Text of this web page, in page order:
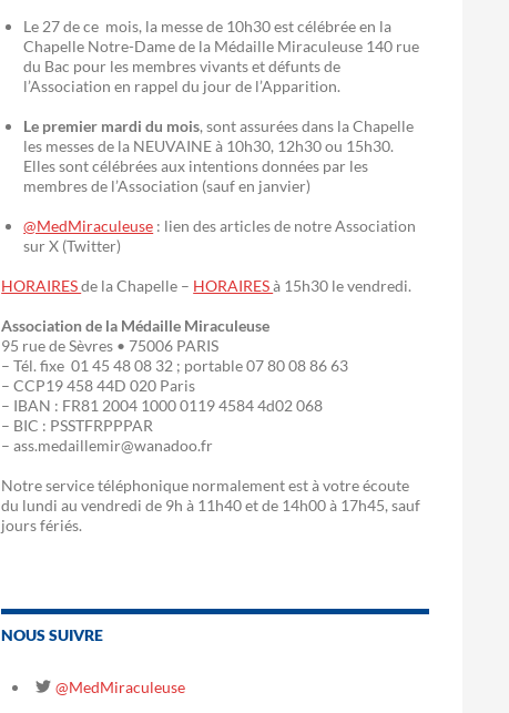
Le 27 de ce mois, la messe de 10h30 est célébrée en la
Chapelle Notre-Dame de la Médaille Miraculeuse 140 rue
du Bac pour les membres vivants et défunts de
l’Association en rappel du jour de l’Apparition.
Le premier mardi du mois, sont assurées dans la Chapelle
les messes de la NEUVAINE à 10h30, 12h30 ou 15h30.
Elles sont célébrées aux intentions données par les
membres de l’Association (sauf en janvier)
@MedMiraculeuse : lien des articles de notre Association
sur X (Twitter)
HORAIRESde la Chapelle – HORAIRESà 15h30 le vendredi.
Association de la Médaille Miraculeuse
95 rue de Sèvres • 75006 PARIS
– Tél. fixe 01 45 48 08 32 ; portable 07 80 08 86 63
– CCP19 458 44D 020 Paris
– IBAN : FR81 2004 1000 0119 4584 4d02 068
– BIC : PSSTFRPPPAR
– ass.medaillemir@wanadoo.fr
Notre service téléphonique normalement est à votre écoute
du lundi au vendredi de 9h à 11h40 et de 14h00 à 17h45, sauf
jours fériés.
NOUS SUIVRE
@MedMiraculeuse